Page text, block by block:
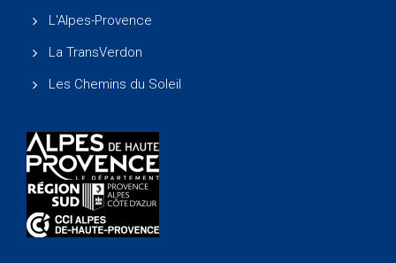
L'Alpes-Provence
La TransVerdon
Les Chemins du Soleil